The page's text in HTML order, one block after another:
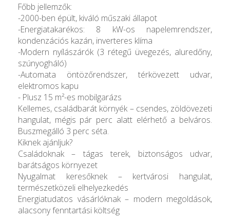
Főbb jellemzők:
-2000-ben épült, kiváló műszaki állapot
-Energiatakarékos: 8 kW-os napelemrendszer,
kondenzációs kazán, inverteres klíma
-Modern nyílászárók (3 rétegű üvegezés, aluredőny,
szúnyogháló)
-Automata öntözőrendszer, térkövezett udvar,
elektromos kapu
- Plusz 15 m²-es mobilgarázs
Kellemes, családbarát környék – csendes, zöldövezeti
hangulat, mégis pár perc alatt elérhető a belváros.
Buszmegálló 3 perc séta.
Kiknek ajánljuk?
Családoknak – tágas terek, biztonságos udvar,
barátságos környezet
Nyugalmat keresőknek – kertvárosi hangulat,
természetközeli elhelyezkedés
Energiatudatos vásárlóknak – modern megoldások,
alacsony fenntartási költség